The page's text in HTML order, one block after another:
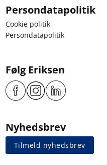
Persondatapolitik
Cookie politik
Persondatapolitik
Følg Eriksen
Nyhedsbrev
Tilmeld nyhedsbrev